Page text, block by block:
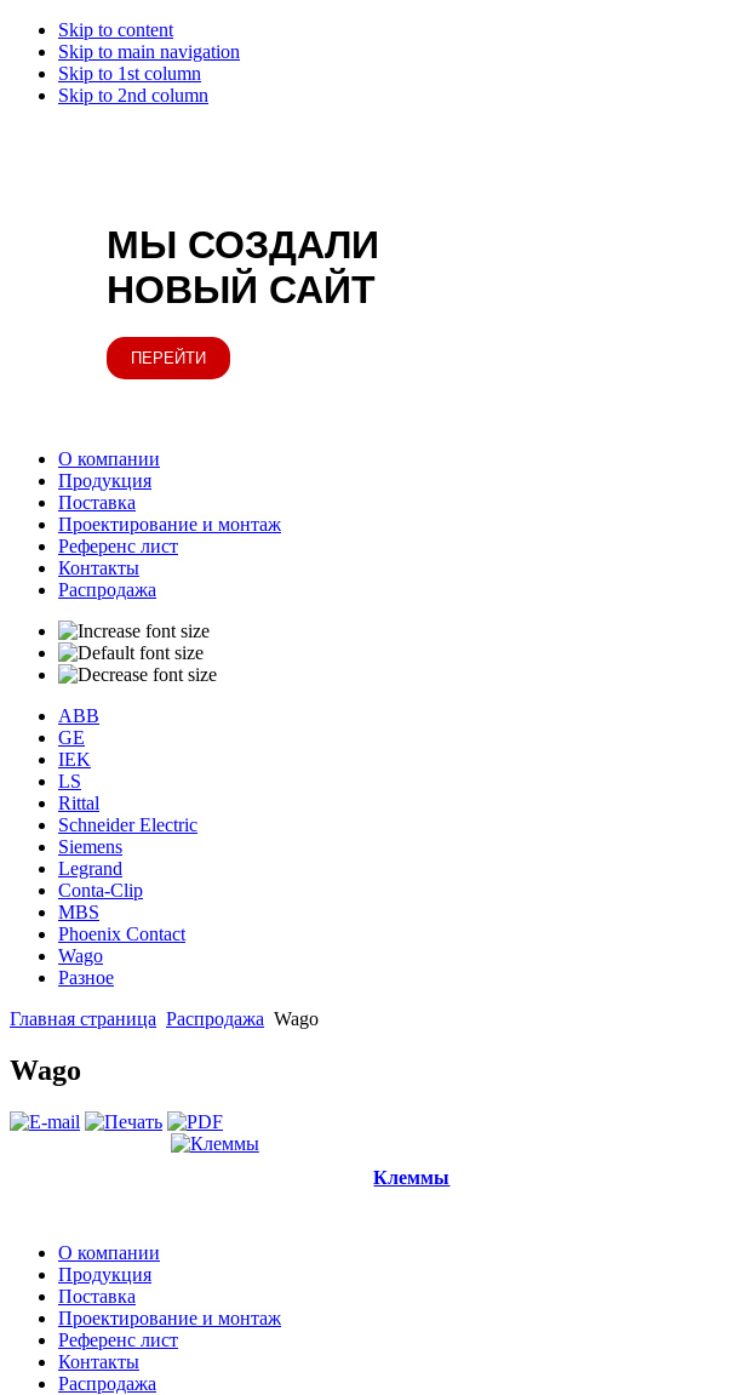
Skip to content
Skip to main navigation
Skip to 1st column
Skip to 2nd column
МЫ СОЗДАЛИ
НОВЫЙ САЙТ
ПЕРЕЙТИ
О компании
Продукция
Поставка
Проектирование и монтаж
Референс лист
Контакты
Распродажа
ABB
GE
IEK
LS
Rittal
Schneider Electric
Siemens
Legrand
Conta-Clip
MBS
Phoenix Contact
Wago
Разное
Главная страница Распродажа Wago
Wago
Клеммы
О компании
Продукция
Поставка
Проектирование и монтаж
Референс лист
Контакты
Распродажа